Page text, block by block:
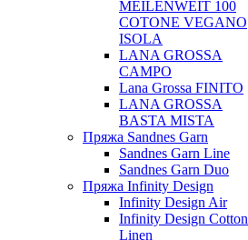
MEILENWEIT 100
COTONE VEGANO
ISOLA
LANA GROSSA
CAMPO
Lana Grossa FINITO
LANA GROSSA
BASTA MISTA
Пряжа Sandnes Garn
Sandnes Garn Line
Sandnes Garn Duo
Пряжа Infinity Design
Infinity Design Air
Infinity Design Cotton
Linen